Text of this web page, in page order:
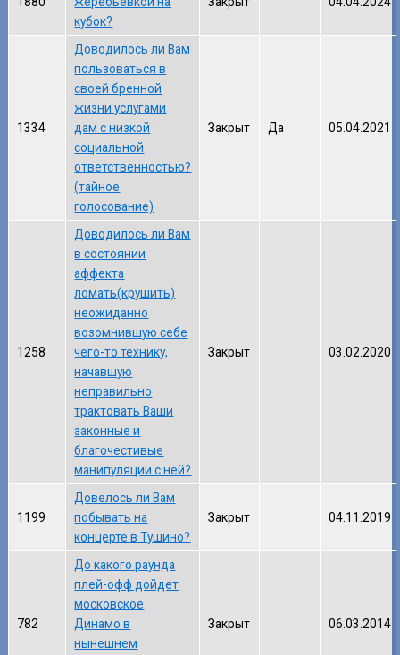
кубок?
1334
Доводилось ли Вам
пользоваться в
своей бренной
жизни услугами
дам с низкой
социальной
ответственностью?
(тайное
голосование)
Закрыт Да 05.04.2021
1258
Доводилось ли Вам
в состоянии
аффекта
ломать(крушить)
неожиданно
возомнившую себе
чего-то технику,
начавшую
неправильно
трактовать Ваши
законные и
благочестивые
манипуляции с ней?
Закрыт 03.02.2020
1199
Довелось ли Вам
побывать на
концерте в Тушино?
Закрыт 04.11.2019
782
До какого раунда
плей-офф дойдет
московское
Динамо в
нынешнем
Закрыт 06.03.2014